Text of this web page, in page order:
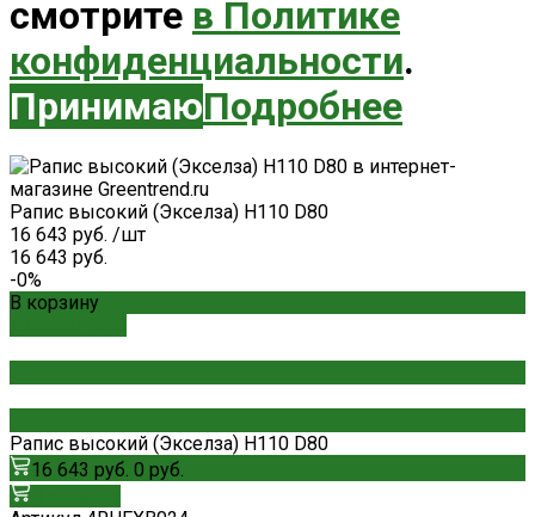
смотрите в Политике
конфиденциальности.
ПринимаюПодробнее
Рапис высокий (Экселза) H110 D80
16 643 руб. /шт
16 643 руб.
-0%
В корзину
Рапис высокий (Экселза) H110 D80
16 643 руб. 0 руб.